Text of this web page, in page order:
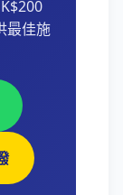
最佳施